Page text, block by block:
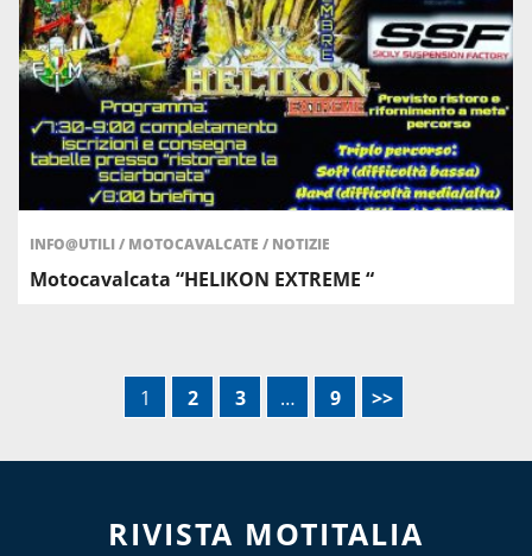
INFO@UTILI/ MOTOCAVALCATE / NOTIZIE
Motocavalcata “HELIKON EXTREME “
1 2 3 … 9 >>
RIVISTA MOTITALIA